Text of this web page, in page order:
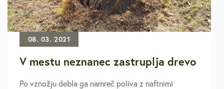
08. 03. 2021
V mestu neznanec zastruplja drevo
Po vznožju debla ga namreč poliva z naftnimi